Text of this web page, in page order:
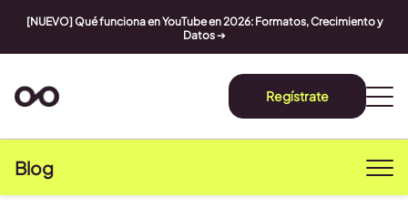
[NUEVO] Qué funciona en YouTube en 2026: Formatos, Crecimiento y
Datos➔
Regístrate
Blog